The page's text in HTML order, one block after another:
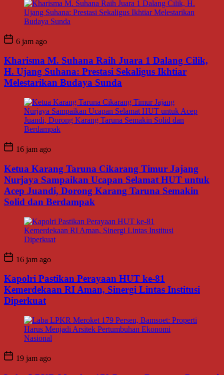
6 jam ago
Kharisma M. Suhana Raih Juara 1 Dalang Cilik,
H. Ujang Suhana: Prestasi Sekaligus Ikhtiar
Melestarikan Budaya Sunda
16 jam ago
Ketua Karang Taruna Cikarang Timur Jajang
Nurjaya Sampaikan Ucapan Selamat HUT untuk
Acep Juandi, Dorong Karang Taruna Semakin
Solid dan Berdampak
16 jam ago
Kapolri Pastikan Perayaan HUT ke-81
Kemerdekaan RI Aman, Sinergi Lintas Institusi
Diperkuat
19 jam ago